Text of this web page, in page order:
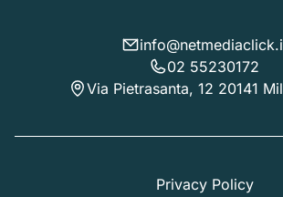
02 55230172
Via Pietrasanta, 12 20141
Privacy Policy